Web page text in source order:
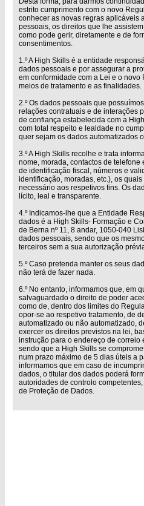
estrito cumprimento com o novo
conhecer as novas regras aplicáveis
pessoais, os direitos que lhe
como pode gerir, diretamente e de
consentimentos.
1.º A High Skills é a entidade
dados pessoais e por assegurar a
em conformidade com a Lei e o
meios de tratamento e as finalidades.
2.º Os dados pessoais que
relações contratuais e de interações
de confiança estabelecida com a
com total respeito e lealdade no
quer sejam os dados automatizados
3.º A High Skills recolhe e trata
nome, morada, contactos de
de identificação fiscal, números e
identificação, moradas, etc.), os
necessário aos respetivos fins. Os
lícito, leal e transparente.
4.º Indicamos-lhe que a Entidade
dados é a High Skills- Formação e
de Berna nº 11, 8 andar, 1050-040
dados pessoais, sendo que os
terceiros sem a sua autorização
5.º Caso pretenda manter os seus
não terá de fazer nada.
6.º No entanto, informamos que, em
salvaguardado o direito de poder
como de, dentro dos limites do
opor-se ao respetivo tratamento, de
automatizado ou não automatizado,
exercer os direitos previstos na lei,
instrução para o endereço de correio
sendo que a High Skills se
num prazo máximo de 5 dias úteis a
informamos que em caso de
dados, o titular dos dados poderá
autoridades de controlo
de Proteção de Dados.